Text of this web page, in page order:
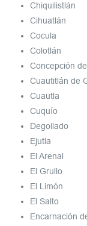
Chiquilistlán
Cihuatlán
Cocula
Colotlán
Concepción
Cuautitlán de
Cuautla
Cuquío
Degollado
Ejutla
El Arenal
El Grullo
El Limón
El Salto
Encarnación